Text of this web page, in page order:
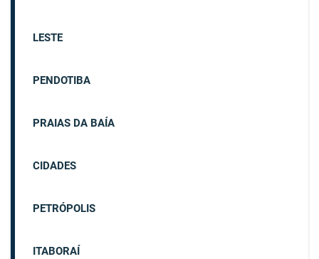
LESTE
PENDOTIBA
PRAIAS DA BAÍA
CIDADES
PETRÓPOLIS
ITABORAÍ